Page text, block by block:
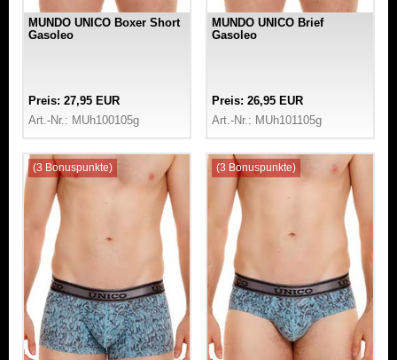
MUNDO UNICO Boxer Short
Gasoleo
Preis: 27,95 EUR
Art.-Nr.: MUh100105g
MUNDO UNICO Brief
Gasoleo
Preis: 26,95 EUR
Art.-Nr.: MUh101105g
(3 Bonuspunkte) (3 Bonuspunkte)